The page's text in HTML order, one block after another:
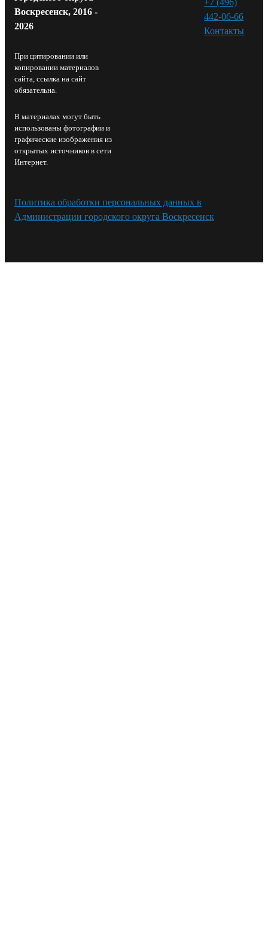
Воскресенск, 2016 -
2026
При цитировании или
копировании материалов
сайта, ссылка на сайт
обязательна.
В материалах могут быть
использованы фотографии и
графические изображения из
открытых источников в сети
Интернет.
442-06-66
Контакты⁠
Политика обработки персональных данных в
Администрации городского округа Воскресенск